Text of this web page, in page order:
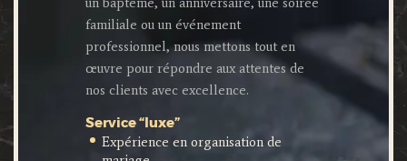
familiale ou un événement
professionnel, nous mettons tout en
œuvre pour répondre aux attentes de
nos clients avec excellence.
Service “luxe”
Expérience en organisation de